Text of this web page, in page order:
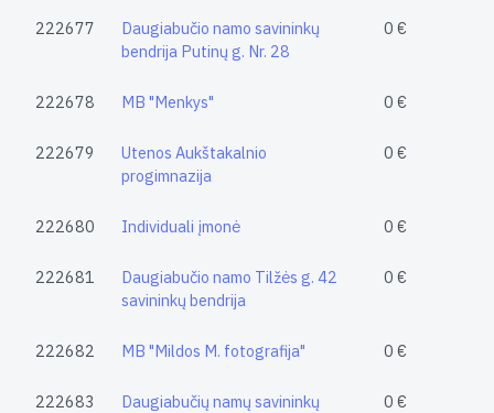
222677
Daugiabučio namo savininkų
bendrija Putinų g. Nr. 28
0 €
222678 MB "Menkys" 0 €
222679
Utenos Aukštakalnio
progimnazija
0 €
222680 Individuali įmonė 0 €
222681
Daugiabučio namo Tilžės g. 42
savininkų bendrija
0 €
222682 MB "Mildos M. fotografija" 0 €
222683
Daugiabučių namų savininkų
0 €